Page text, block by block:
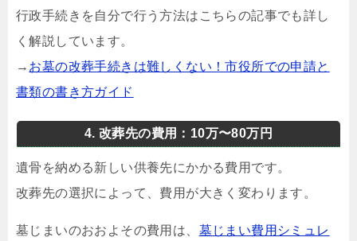
行政手続きを自分で行う方法はこちらの記事でも詳し
く解説しています。
→ お墓の改葬手続きは難しくない！市役所での申請と
書類の書き方ガイド
4. 改葬先の費用：10万〜80万円
遺骨を納める新しい供養先にかかる費用です。
改葬先の選択によって、費用が大きく変わります。
墓じまいのおおよその費用は、 墓じまい費用シミュレ